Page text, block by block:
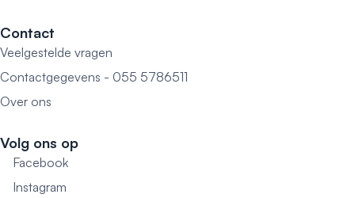
Contact
Veelgestelde vragen
Contactgegevens - 055 5786511
Over ons
Volg ons op
Facebook
Instagram